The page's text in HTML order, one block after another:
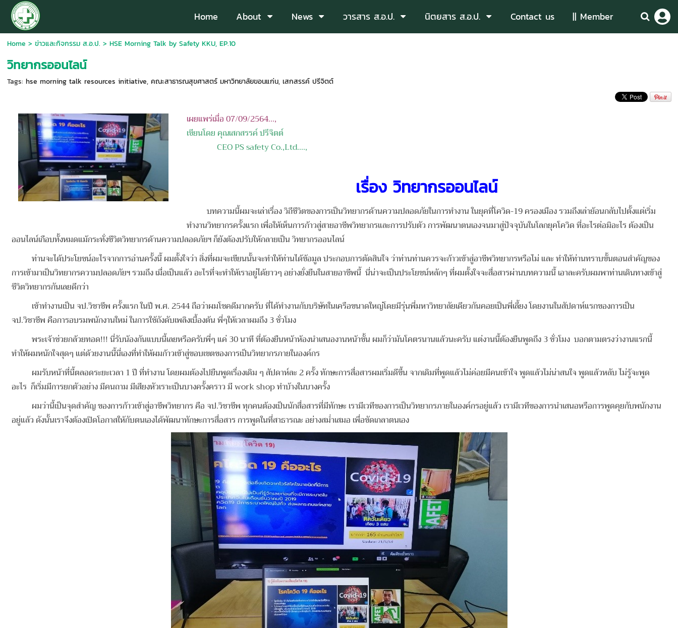
Home About News วารสาร ส.อ.ป. นิตยสาร ส.อ.ป. Contact us || Member
Home > ข่าวและกิจกรรม ส.อ.ป. > HSE Morning Talk by Safety KKU, EP.10
วิทยากรออนไลน์
Tags: hse morning talk resources initiative, คณะสาธารณสุขศาสตร์ มหาวิทยาลัยขอนแก่น, เสกสรรค์ ปรีจิตต์
เผยแพร่เมื่อ 07/09/2564...,
เขียนโดย คุณเสกสรรค์ ปรีจิตต์
CEO PS safety Co.,Ltd....,
เรื่อง วิทยากรออนไลน์
บทความนี้ผมจะเล่าเรื่อง วิถีชีวิตของการเป็นวิทยากรด้านความปลอดภัยในการทำงาน ในยุคที่โควิด-19 ครองเมือง รวมถึงเล่าย้อนกลับไปตั้งแต่เริ่ม
ทำงานวิทยากรครั้งแรก เพื่อให้เห็นการก้าวสู่สายอาชีพวิทยากรและการปรับตัว การพัฒนาตนเองจนมาสู่ปัจจุบันในโลกยุคโควิด ที่อะไรต่อมิอะไร ต้องเป็น
ออนไลน์เกือบทั้งหมดแม้กระทั่งชีวิตวิทยากรด้านความปลอดภัยฯ ก็ยังต้องปรับให้กลายเป็น วิทยากรออนไลน์
ท่านจะได้ประโยชน์อะไรจากการอ่านครั้งนี้ ผมตั้งใจว่า สิ่งที่ผมจะเขียนนั้นจะทำให้ท่านได้ข้อมูล ประกอบการตัดสินใจ ว่าท่านท่านควรจะก้าวเข้าสู่อาชีพวิทยากรหรือไม่ และ ทำให้ท่านทราบขั้นตอนสำคัญของ
การเข้ามาเป็นวิทยากรความปลอดภัยฯ รวมถึง เมื่อเป็นแล้ว อะไรที่จะทำให้เราอยู่ได้ยาวๆ อย่างยั่งยืนในสายอาชีพนี้ นี่น่าจะเป็นประโยชน์หลักๆ ที่ผมตั้งใจจะสื่อสารผ่านบทความนี้ เอาละครับผมพาท่านเดินทางเข้าสู่
ชีวิตวิทยากรกันเลยดีกว่า
เข้าทำงานเป็น จป.วิชาชีพ ครั้งแรก ในปี พ.ศ. 2544 ถือว่าผมโชคดีมากครับ ที่ได้ทำงานกับบริษัทในเครือขนาดใหญ่โดยมีรุ่นพี่มหาวิทยาลัยเดียวกันคอยเป็นพี่เลี้ยง โดยงานในสัปดาห์แรกของการเป็น
จป.วิชาชีพ คือการอบรมพนักงานใหม่ ในการใช้ถังดับเพลิงเบื้องต้น พี่ๆให้เวลาผมถึง 3 ชั่วโมง
พระเจ้าช่วยกล้วยทอด!!! นี่รับน้องกันแบบนี้เลยหรือครับพี่ๆ แค่ 30 นาที ที่ต้องยืนหน้าห้องนำเสนองานหน้าชั้น ผมก็ว่ามันโคตรนานแล้วนะครับ แต่งานนี้ต้องยืนพูดถึง 3 ชั่วโมง บอกตามตรงว่างานแรกนี้
ทำให้ผมหนักใจสุดๆ แต่ด้วยงานนี้นี่เองที่ทำให้ผมก้าวเข้าสู่ขอบเขตของการเป็นวิทยากรภายในองค์กร
ผมรับหน้าที่นี้ตลอดระยะเวลา 1 ปี ที่ทำงาน โดยผมต้องไปยืนพูดเรื่องเดิม ๆ สัปดาห์ละ 2 ครั้ง ทักษะการสื่อสารผมเริ่มดีขึ้น จากเดิมที่พูดแล้วไม่ค่อยมีคนเข้าใจ พูดแล้วไม่น่าสนใจ พูดแล้วหลับ ไม่รู้จะพูด
อะไร ก็เริ่มมีการยกตัวอย่าง มีคนถาม มีเสียงหัวเราะเป็นบางครั้งคราว มี work shop ทำบ้างในบางครั้ง
ผมว่านี้เป็นจุดสำคัญ ของการก้าวเข้าสู่อาชีพวิทยากร คือ จป.วิชาชีพ ทุกคนต้องเป็นนักสื่อสารที่มีทักษะ เรามีเวทีของการเป็นวิทยากรภายในองค์กรอยู่แล้ว เรามีเวทีของการนำเสนอหรือการพูดคุยกับพนักงาน
อยู่แล้ว ดังนั้นเราจึงต้องเปิดโอกาสให้กับตนเองได้พัฒนาทักษะการสื่อสาร การพูดในที่สาธารณะ อย่างสม่ำเสมอ เพื่อขัดเกลาตนเอง